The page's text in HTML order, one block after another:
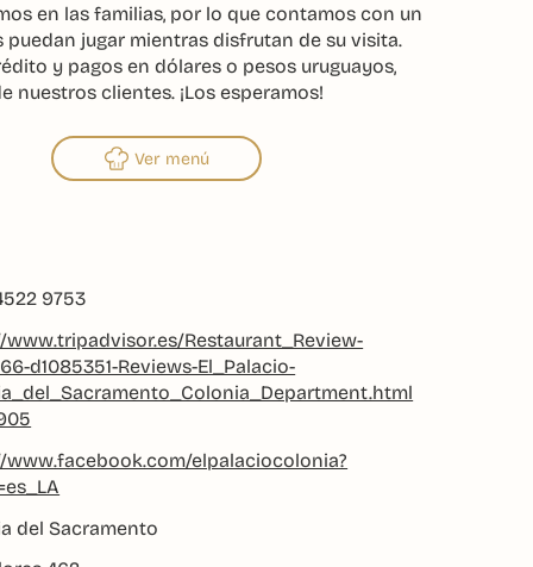
en las familias, por lo que contamos con un
jugar mientras disfrutan de su visita.
y pagos en dólares o pesos uruguayos,
nuestros clientes. ¡Los esperamos!
Ver menú
9753
Restaurant_Review-
d1085351-Reviews-El_Palacio-
www.facebook.com/elpalaciocolonia?
del Sacramento